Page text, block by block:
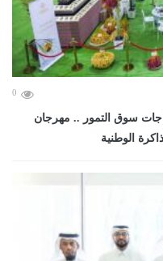
0
من 75 % من احتياجات سوق التمور .. مهرجان
الوطنية